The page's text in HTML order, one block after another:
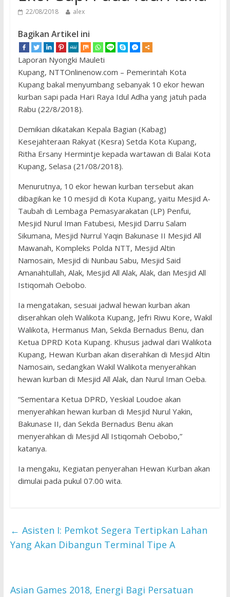
22/08/2018 alex
Bagikan Artikel ini
Laporan Nyongki Mauleti
Kupang, NTTOnlinenow.com – Pemerintah Kota
Kupang bakal menyumbang sebanyak 10 ekor hewan
kurban sapi pada Hari Raya Idul Adha yang jatuh pada
Rabu (22/8/2018).
Demikian dikatakan Kepala Bagian (Kabag)
Kesejahteraan Rakyat (Kesra) Setda Kota Kupang,
Ritha Ersany Hermintje kepada wartawan di Balai Kota
Kupang, Selasa (21/08/2018).
Menurutnya, 10 ekor hewan kurban tersebut akan
dibagikan ke 10 mesjid di Kota Kupang, yaitu Mesjid A-
Taubah di Lembaga Pemasyarakatan (LP) Penfui,
Mesjid Nurul Iman Fatubesi, Mesjid Darru Salam
Sikumana, Mesjid Nurrul Yaqin Bakunase II Mesjid All
Mawanah, Kompleks Polda NTT, Mesjid Altin
Namosain, Mesjid di Nunbau Sabu, Mesjid Said
Amanahtullah, Alak, Mesjid All Alak, Alak, dan Mesjid All
Istiqomah Oebobo.
Ia mengatakan, sesuai jadwal hewan kurban akan
diserahkan oleh Walikota Kupang, Jefri Riwu Kore, Wakil
Walikota, Hermanus Man, Sekda Bernadus Benu, dan
Ketua DPRD Kota Kupang. Khusus jadwal dari Walikota
Kupang, Hewan Kurban akan diserahkan di Mesjid Altin
Namosain, sedangkan Wakil Walikota menyerahkan
hewan kurban di Mesjid All Alak, dan Nurul Iman Oeba.
“Sementara Ketua DPRD, Yeskial Loudoe akan
menyerahkan hewan kurban di Mesjid Nurul Yakin,
Bakunase II, dan Sekda Bernadus Benu akan
menyerahkan di Mesjid All Istiqomah Oebobo,”
katanya.
Ia mengaku, Kegiatan penyerahan Hewan Kurban akan
dimulai pada pukul 07.00 wita.
← Asisten I: Pemkot Segera Tertipkan Lahan
Yang Akan Dibangun Terminal Tipe A
Asian Games 2018, Energi Bagi Persatuan